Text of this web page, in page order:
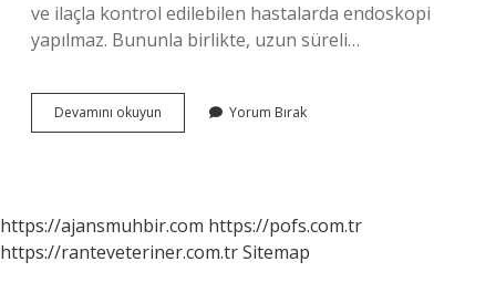
ve ilaçla kontrol edilebilen hastalarda endoskopi
yapılmaz. Bununla birlikte, uzun süreli…
Devamını okuyun
Kesin
Yorum Bırak
https://ajansmuhbir.com https://pofs.com.tr
https://ranteveteriner.com.trSitemap